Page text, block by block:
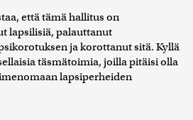
että tämä hallitus on
lapsilisiä, palauttanut
ja korottanut sitä. Kyllä
täsmätoimia, joilla pitäisi olla
lapsiperheiden